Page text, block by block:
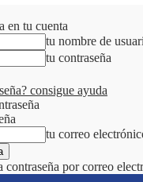
en tu cuenta
tu nombre de
tu contraseña
consigue ayuda
tu correo
contraseña por correo